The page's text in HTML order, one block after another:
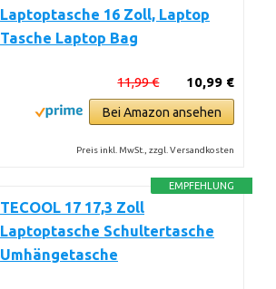
Laptoptasche 16 Zoll, Laptop
Tasche Laptop Bag
10,99 €
11,99 €
Bei Amazon ansehen
Preis inkl. MwSt., zzgl. Versandkosten
EMPFEHLUNG
TECOOL 17 17,3 Zoll
Laptoptasche Schultertasche
Umhängetasche